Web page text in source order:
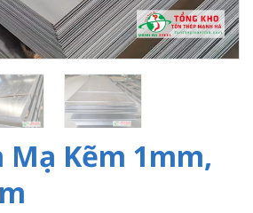
Mạ Kẽm 1mm,